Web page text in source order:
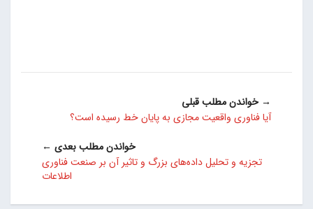
→ خواندن مطلب قبلی
آیا فناوری واقعیت مجازی به پایان خط رسیده است؟
خواندن مطلب بعدی ←
تجزیه و تحلیل داده‌های بزرگ و تاثیر آن بر صنعت فناوری
اطلاعات